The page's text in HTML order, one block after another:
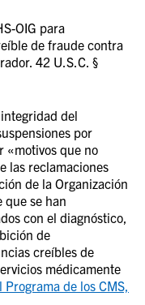
OIG para
de fraude contra
42 U.S.C. §
del
por
«motivos que no
las reclamaciones
de la Organización
que se han
con el diagnóstico,
de
creíbles de
médicamente
de los CMS,